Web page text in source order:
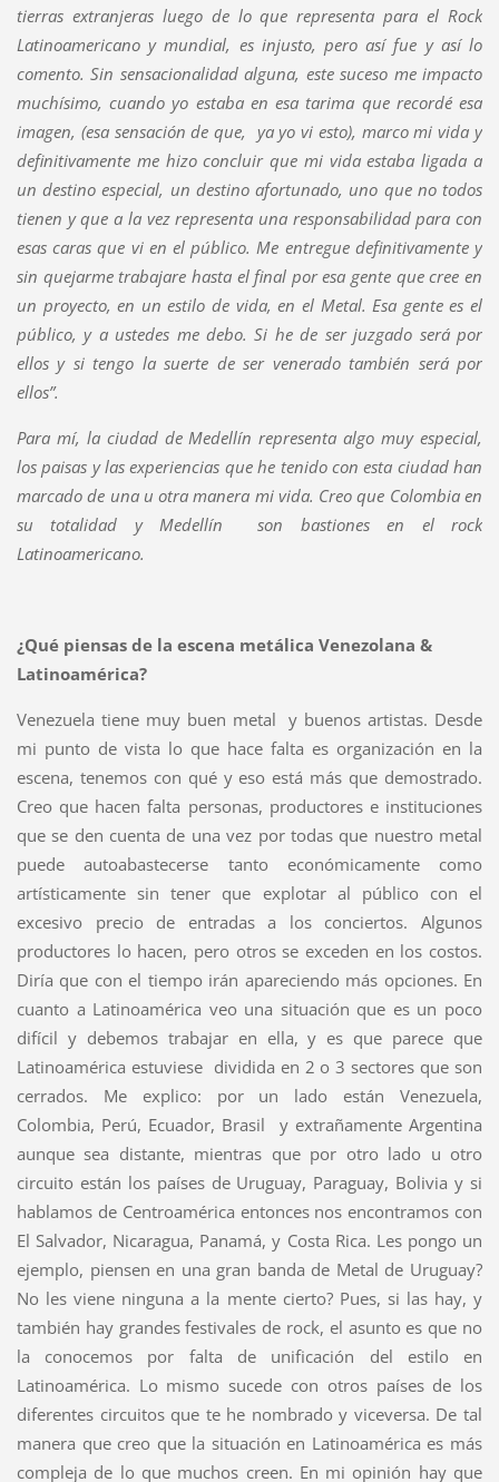
tierras extranjeras luego de lo que representa para el Rock
Latinoamericano y mundial, es injusto, pero así fue y así lo
comento. Sin sensacionalidad alguna, este suceso me impacto
muchísimo, cuando yo estaba en esa tarima que recordé esa
imagen, (esa sensación de que, ya yo vi esto), marco mi vida y
definitivamente me hizo concluir que mi vida estaba ligada a
un destino especial, un destino afortunado, uno que no todos
tienen y que a la vez representa una responsabilidad para con
esas caras que vi en el público. Me entregue definitivamente y
sin quejarme trabajare hasta el final por esa gente que cree en
un proyecto, en un estilo de vida, en el Metal. Esa gente es el
público, y a ustedes me debo. Si he de ser juzgado será por
ellos y si tengo la suerte de ser venerado también será por
ellos”.
Para mí, la ciudad de Medellín representa algo muy especial,
los paisas y las experiencias que he tenido con esta ciudad han
marcado de una u otra manera mi vida. Creo que Colombia en
su totalidad y Medellín son bastiones en el rock
Latinoamericano.
¿Qué piensas de la escena metálica Venezolana &
Latinoamérica?
Venezuela tiene muy buen metal y buenos artistas. Desde
mi punto de vista lo que hace falta es organización en la
escena, tenemos con qué y eso está más que demostrado.
Creo que hacen falta personas, productores e instituciones
que se den cuenta de una vez por todas que nuestro metal
puede autoabastecerse tanto económicamente como
artísticamente sin tener que explotar al público con el
excesivo precio de entradas a los conciertos. Algunos
productores lo hacen, pero otros se exceden en los costos.
Diría que con el tiempo irán apareciendo más opciones. En
cuanto a Latinoamérica veo una situación que es un poco
difícil y debemos trabajar en ella, y es que parece que
Latinoamérica estuviese dividida en 2 o 3 sectores que son
cerrados. Me explico: por un lado están Venezuela,
Colombia, Perú, Ecuador, Brasil y extrañamente Argentina
aunque sea distante, mientras que por otro lado u otro
circuito están los países de Uruguay, Paraguay, Bolivia y si
hablamos de Centroamérica entonces nos encontramos con
El Salvador, Nicaragua, Panamá, y Costa Rica. Les pongo un
ejemplo, piensen en una gran banda de Metal de Uruguay?
No les viene ninguna a la mente cierto? Pues, si las hay, y
también hay grandes festivales de rock, el asunto es que no
la conocemos por falta de unificación del estilo en
Latinoamérica. Lo mismo sucede con otros países de los
diferentes circuitos que te he nombrado y viceversa. De tal
manera que creo que la situación en Latinoamérica es más
compleja de lo que muchos creen. En mi opinión hay que